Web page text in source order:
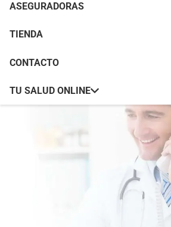
ASEGURADORAS
TIENDA
CONTACTO
TU SALUD ONLINE